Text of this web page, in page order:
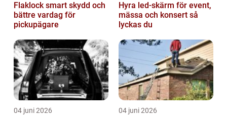
Flaklock smart skydd och
bättre vardag för
pickupägare
Hyra led-skärm för event,
mässa och konsert så
lyckas du
04 juni 2026 04 juni 2026